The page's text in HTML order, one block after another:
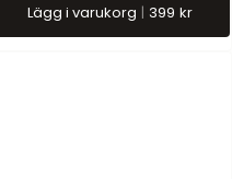
kr269
Lägg i varukorg 399 kr